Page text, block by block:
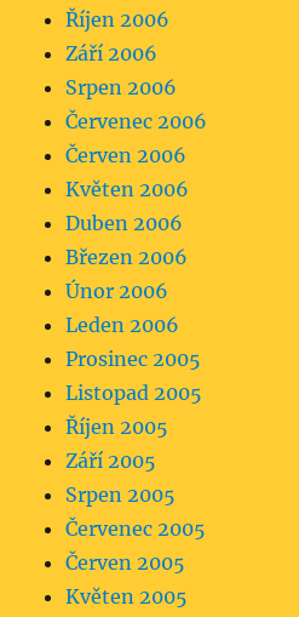
Říjen 2006
Září 2006
Srpen 2006
Červenec 2006
Červen 2006
Květen 2006
Duben 2006
Březen 2006
Únor 2006
Leden 2006
Prosinec 2005
Listopad 2005
Říjen 2005
Září 2005
Srpen 2005
Červenec 2005
Červen 2005
Květen 2005